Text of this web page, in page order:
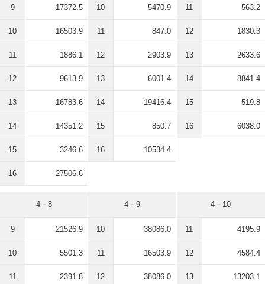
9 17372.5
10 16503.9
11 1886.1
12 9613.9
13 16783.6
14 14351.2
15 3246.6
16 27506.6
10 5470.9
11 847.0
12 2903.9
13 6001.4
14 19416.4
15 850.7
16 10534.4
11 563.2
12 1830.3
13 2633.6
14 8841.4
15 519.8
16 6038.0
4－8
9 21526.9
10 5501.3
11 2391.8
4－9
10 38086.0
11 16503.9
12 38086.0
4－10
11 4195.9
12 4584.4
13 13203.1